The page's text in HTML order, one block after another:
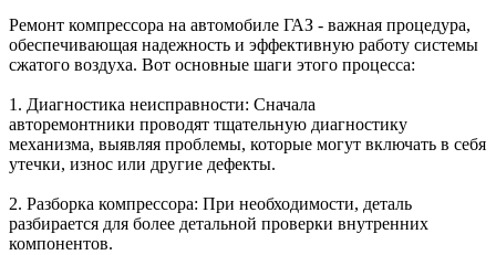
Ремонт компрессора на автомобиле ГАЗ - важная процедура,
обеспечивающая надежность и эффективную работу системы
сжатого воздуха. Вот основные шаги этого процесса:
1. Диагностика неисправности: Сначала
авторемонтники проводят тщательную диагностику
механизма, выявляя проблемы, которые могут включать в себя
утечки, износ или другие дефекты.
2. Разборка компрессора: При необходимости, деталь
разбирается для более детальной проверки внутренних
компонентов.